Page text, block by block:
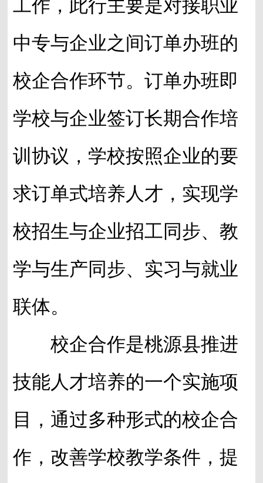
工作，此行主要是对接职业
中专与企业之间订单办班的
校企合作环节。订单办班即
学校与企业签订长期合作培
训协议，学校按照企业的要
求订单式培养人才，实现学
校招生与企业招工同步、教
学与生产同步、实习与就业
联体。
校企合作是桃源县推进
技能人才培养的一个实施项
目，通过多种形式的校企合
作，改善学校教学条件，提